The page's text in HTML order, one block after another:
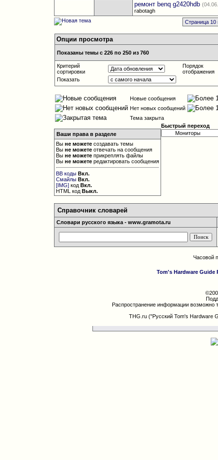
ремонт benq g2420hdb
rabotagh
Страница 10
Опции просмотра
Показаны темы с 226 по 250 из 760
Критерий
сортировки
Порядок
отображения
Показать
Новые сообщения
Нет новых сообщений
Тема закрыта
Ваши права в разделе
Выне можете создавать темы
Выне можете отвечать на сообщения
Выне можете прикреплять файлы
Выне можете редактировать сообщения
BB коды Вкл.
Смайлы Вкл.
[IMG] кодВкл.
HTML кодВыкл.
Быстрый переход
Справочник словарей
Словари русского языка - www.gramota.ru
Часовой
Tom's Hardware Guide
Распространение информации возможно
THG.ru ("Русский Tom's Hardware